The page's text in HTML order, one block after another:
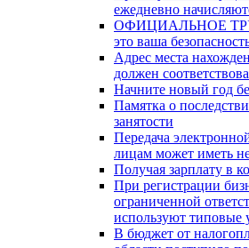
ежедневно
ОФИЦИАЛЬНОЕ
это ваша
Адрес места
должен
Начните новый год
Памятка о
занятости
Передача
лицам может иметь
Получая зарплату в
При регистрации
ограниченной
используют типовые
В бюджет от